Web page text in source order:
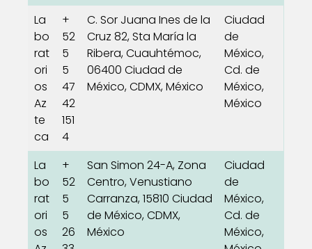
La
bo
rat
ori
os
Az
te
ca
+
52
5
5
47
42
151
4
C. Sor Juana Ines de la
Cruz 82, Sta María la
Ribera, Cuauhtémoc,
06400 Ciudad de
México, CDMX, México
Ciudad
de
México,
Cd. de
México,
México
La
bo
rat
ori
os
+
52
5
5
26
San Simon 24-A, Zona
Centro, Venustiano
Carranza, 15810 Ciudad
de México, CDMX,
México
Ciudad
de
México,
Cd. de
México,